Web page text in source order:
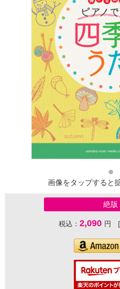
画像をタップすると
絶版
税込： 2,090 円 [